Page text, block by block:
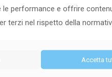
le performance e offrire
terzi nel rispetto della
Accetta